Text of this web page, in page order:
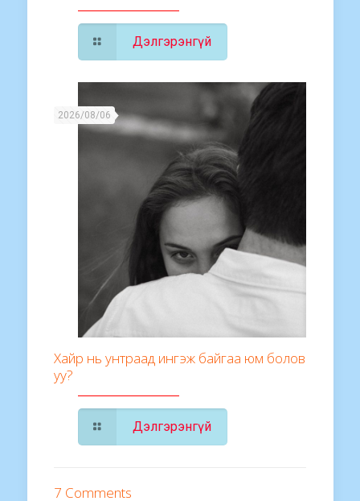
Дэлгэрэнгүй
2026/08/06
Хайр нь унтраад ингэж байгаа юм болов
уу?
Дэлгэрэнгүй
7 Comments